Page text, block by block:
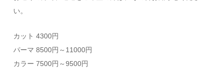
い。
カット 4300円
パーマ 8500円～11000円
カラー 7500円～9500円